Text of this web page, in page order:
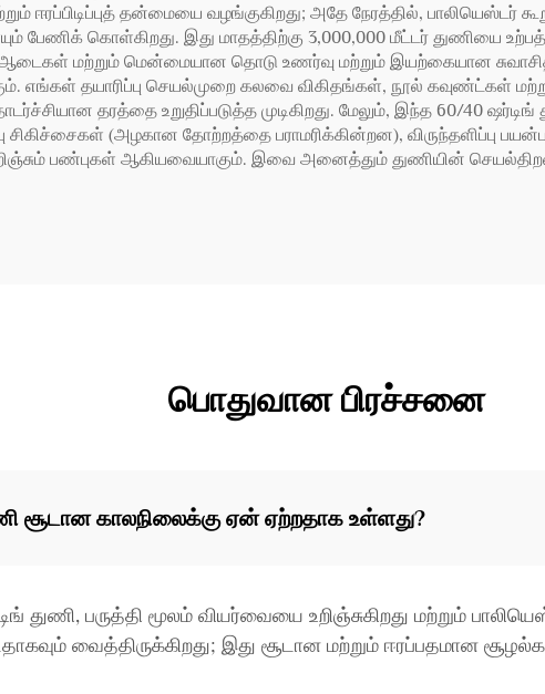
தன்மையை வழங்குகிறது; அதே நேரத்தில், பாலியெஸ்டர் கூறு
பேணிக் கொள்கிறது. இது மாதத்திற்கு 3,000,000 மீட்டர் துணியை
ஆடைகள் மற்றும் மென்மையான தொடு உணர்வு மற்றும் இயற்கையான
எங்கள் தயாரிப்பு செயல்முறை கலவை விகிதங்கள், நூல் கவுண்ட்கள்
தரத்தை உறுதிப்படுத்த முடிகிறது. மேலும், இந்த 60/40
சிகிச்சைகள் (அழகான தோற்றத்தை பராமரிக்கின்றன), விருந்தளிப்பு
பண்புகள் ஆகியவையாகும். இவை அனைத்தும் துணியின்
பொதுவான பிரச்சனை
சூடான காலநிலைக்கு ஏன் ஏற்றதாக உள்ளது?
துணி, பருத்தி மூலம் வியர்வையை உறிஞ்சுகிறது மற்றும்
வைத்திருக்கிறது; இது சூடான மற்றும் ஈரப்பதமான